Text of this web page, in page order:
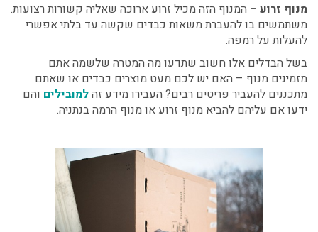
מנוף זרוע – המנוף הזה מכיל זרוע ארוכה שאליה קשורות רצועות.
משתמשים בו להעברת משאות כבדים שקשה עד בלתי אפשרי
להעלות על רמפה.
בשל הבדלים אלו חשוב שתדעו מה המטרה שלשמה אתם
מזמינים מנוף – האם יש לכם מעט מוצרים כבדים או שאתם
מתכננים להעביר פריטים רבים? העבירו מידע זהלמובילים והם
ידעו אם עליהם להביא מנוף זרוע או מנוף הרמה בנתניה.